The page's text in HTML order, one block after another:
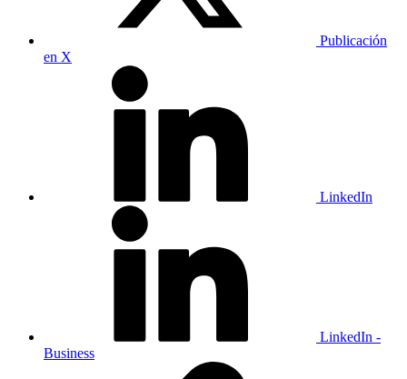
Publicación
en X
LinkedIn
LinkedIn -
Business